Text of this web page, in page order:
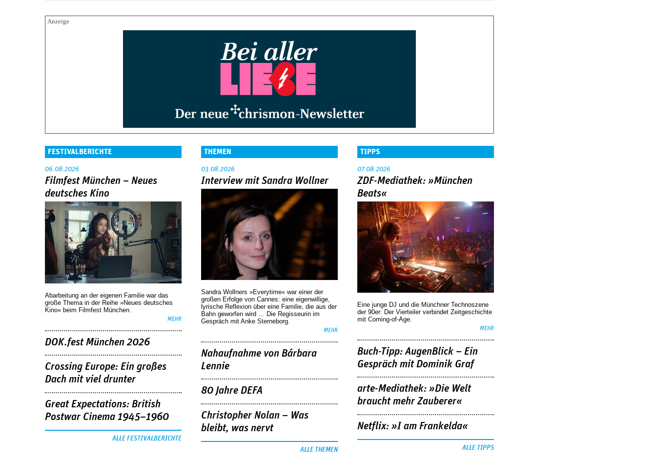
FESTIVALBERICHTE
06.08.2026
Filmfest München – Neues
deutsches Kino
Abarbeitung an der eigenen Familie war das
große Thema in der Reihe »Neues deutsches
Kino« beim Filmfest München.
MEHR
DOK.fest München 2026
Crossing Europe: Ein großes
Dach mit viel drunter
Great Expectations: British
Postwar Cinema 1945–1960
ALLE FESTIVALBERICHTE
THEMEN
03.08.2026
Interview mit Sandra Wollner
Sandra Wollners »Everytime« war einer der
großen Erfolge von Cannes: eine eigenwillige,
lyrische Reflexion über eine ­Familie, die aus der
Bahn geworfen wird … Die Regisseurin im
Gespräch mit Anke Sterneborg.
MEHR
Nahaufnahme von Bárbara
Lennie
80 Jahre DEFA
Christopher Nolan – Was
bleibt, was nervt
ALLE THEMEN
TIPPS
07.08.2026
ZDF-Mediathek: »München
Beats«
Eine junge DJ und die Münchner Technoszene
der 90er: Der Vierteiler verbindet Zeitgeschichte
mit Coming-of-Age.
MEHR
Buch-Tipp: AugenBlick – Ein
Gespräch mit Dominik Graf
arte-Mediathek: »Die Welt
braucht mehr Zauberer«
Netflix: »I am Frankelda«
ALLE TIPPS